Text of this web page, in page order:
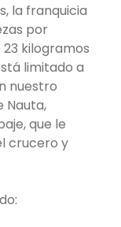
la franquicia
por
kilogramos
limitado a
nuestro
Nauta,
que le
crucero y